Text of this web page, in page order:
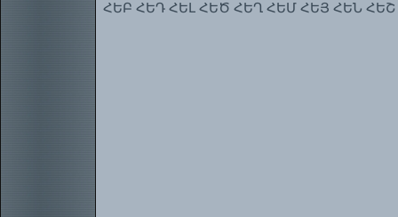
ՀԵԲ ՀԵԴ ՀԵԼ ՀԵԾ ՀԵՂ ՀԵՄ ՀԵՅ ՀԵՆ ՀԵՇ